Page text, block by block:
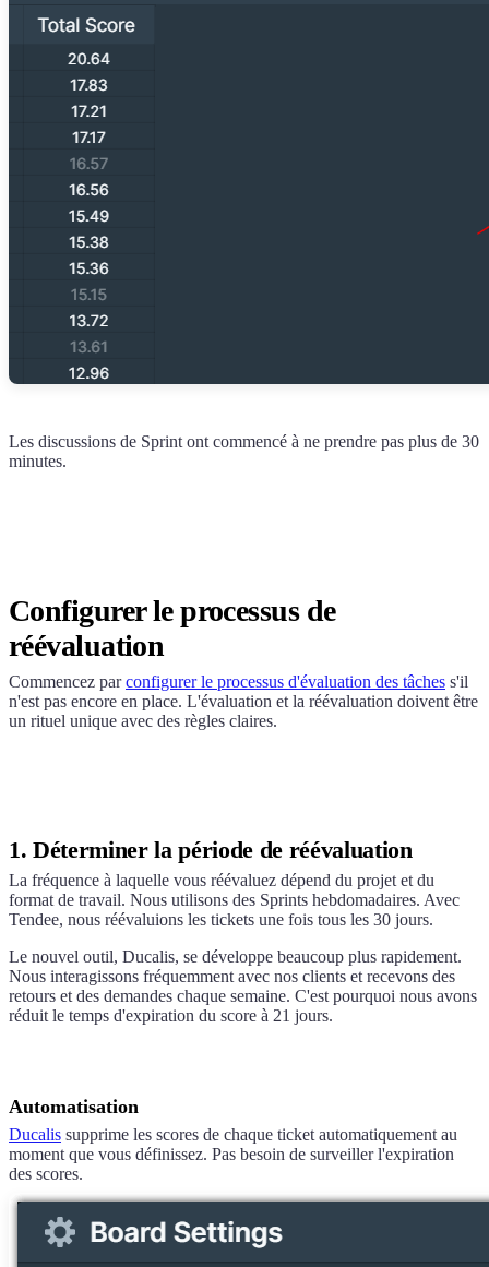
Les discussions de Sprint ont commencé à ne prendre pas plus de 30
minutes.
Configurer le processus de
réévaluation
Commencez parconfigurer le processus d'évaluation des tâches s'il
n'est pas encore en place. L'évaluation et la réévaluation doivent être
un rituel unique avec des règles claires.
1. Déterminer la période de réévaluation
La fréquence à laquelle vous réévaluez dépend du projet et du
format de travail. Nous utilisons des Sprints hebdomadaires. Avec
Tendee, nous réévaluions les tickets une fois tous les 30 jours.
Le nouvel outil, Ducalis, se développe beaucoup plus rapidement.
Nous interagissons fréquemment avec nos clients et recevons des
retours et des demandes chaque semaine. C'est pourquoi nous avons
réduit le temps d'expiration du score à 21 jours.
Automatisation
Ducalis supprime les scores de chaque ticket automatiquement au
moment que vous définissez. Pas besoin de surveiller l'expiration
des scores.